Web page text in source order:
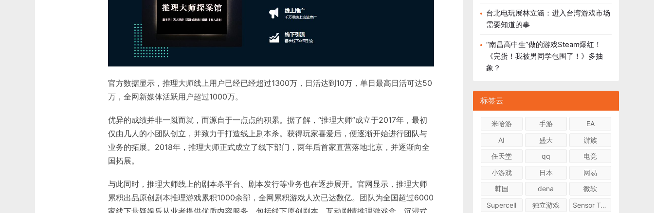
官方数据显示，推理大师线上用户已经已经超过1300万，日活达到10万，单日最高日活可达50
万，全网新媒体活跃用户超过1000万。
优异的成绩并非一蹴而就，而源自于一点点的积累。据了解，“推理大师”成立于2017年，最初
仅由几人的小团队创立，并致力于打造线上剧本杀。获得玩家喜爱后，便逐渐开始进行团队与
业务的拓展。2018年，推理大师正式成立了线下部门，两年后首家直营落地北京，并逐渐向全
国拓展。
与此同时，推理大师线上的剧本杀平台、剧本发行等业务也在逐步展开。官网显示，推理大师
累积出品原创剧本推理游戏累积1000余部，全网累积游戏人次已达数亿。团队为全国超过6000
家线下悬疑娱乐从业者提供优质内容服务，包括线下原创剧本、互动剧情推理游戏盒、沉浸式
台北电玩展林立涵：进入台湾游戏市场
需要知道的事
“南昌高中生”做的游戏Steam爆红！
《完蛋！我被男同学包围了！》多抽
象？
标签云
米哈游 手游
EA
AI
盛大
游族
任天堂
qq
电竞
小游戏
日本
网易
韩国
dena
微软
Supercell
独立游戏
Sensor Tower